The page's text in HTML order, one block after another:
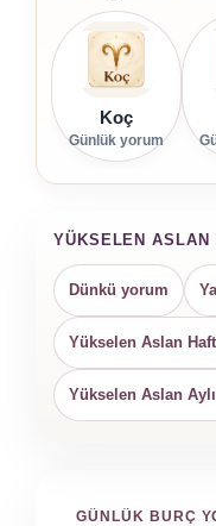
Koç
Günlük yorum
YÜKSELEN ASLAN
Dünkü yorum
Yükselen Aslan
Yükselen Aslan
GÜNLÜK BURÇ